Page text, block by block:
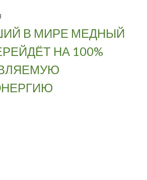
В МИРЕ МЕДНЫЙ
НА 100%